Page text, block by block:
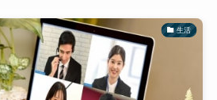
生活